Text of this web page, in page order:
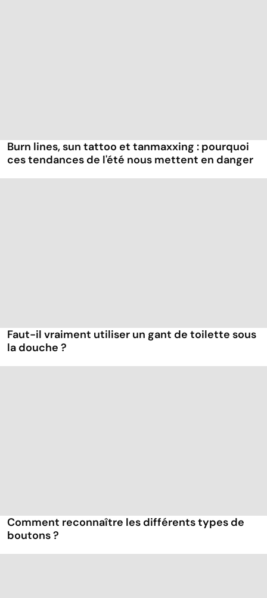
Burn lines, sun tattoo et tanmaxxing : pourquoi
ces tendances de l'été nous mettent en danger
Faut-il vraiment utiliser un gant de toilette sous
la douche ?
Comment reconnaître les différents types de
boutons ?